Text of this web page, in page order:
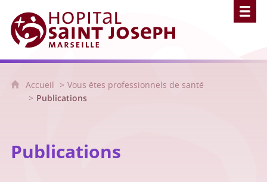
Hôpital Saint Joseph - Marseille
Accueil
Vous êtes professionnels de santé
Publications
Publications